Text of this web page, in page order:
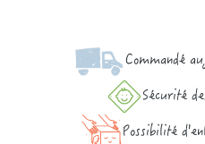
Commandé
Sécurité
Possibilité